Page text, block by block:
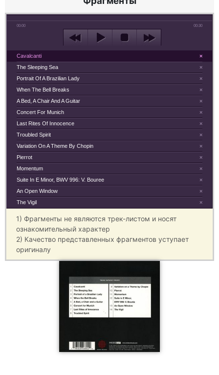
00:00 00:30
×
Cavalcanti
×
The Sleeping Sea
×
Portrait Of A Brazilian Lady
×
When The Bell Breaks
×
A Bed, A Chair And A Guitar
×
Concert For Munich
×
Last Rites Of Innocence
×
Troubled Spirit
×
Variation On A Theme By Chopin
×
Pierrot
×
Momentum
×
Suite In E Minor, BWV 996: V. Bouree
×
An Open Window
×
The Vigil
1) Фрагменты не являются трек-листом и носят
ознакомительный характер
2) Качество представленных фрагментов уступает
оригиналу